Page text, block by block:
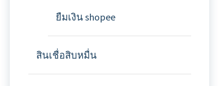
ยืมเงิน shopee
สินเชื่อสิบหมื่น